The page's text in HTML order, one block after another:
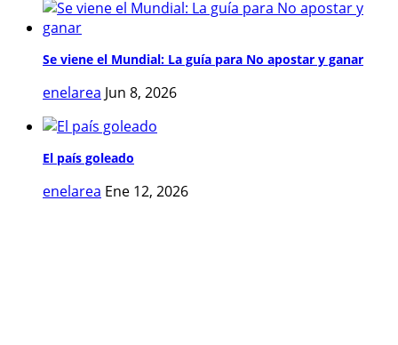
Se viene el Mundial: La guía para No apostar y ganar
enelarea Jun 8, 2026
El país goleado
enelarea Ene 12, 2026